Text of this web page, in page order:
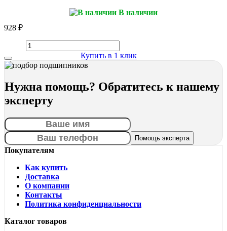
В наличии
928 ₽
Купить в 1 клик
Нужна помощь? Обратитесь к нашему
эксперту
Покупателям
Как купить
Доставка
О компании
Контакты
Политика конфиденциальности
Каталог товаров